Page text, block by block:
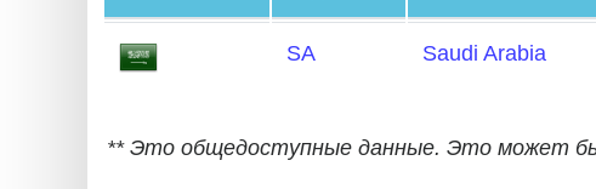
Card
from
Credit
SA Saudi Arabia
** Это общедоступные данные. Это может